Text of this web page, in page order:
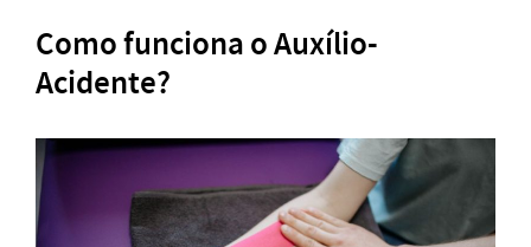
Como funciona o Auxílio-
Acidente?